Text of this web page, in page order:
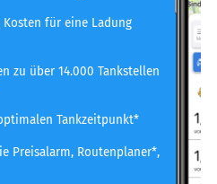
für eine Ladung
zu über 14.000 Tankstellen
Tankzeitpunkt*
Preisalarm, Routenplaner*,